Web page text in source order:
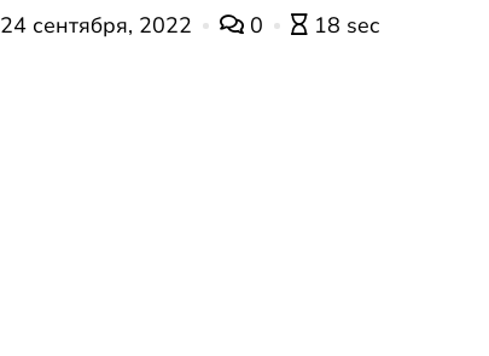
24 сентября, 2022 0
18 sec